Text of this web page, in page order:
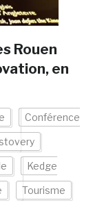
Rouen
en
Conférence
Kedge
Tourisme